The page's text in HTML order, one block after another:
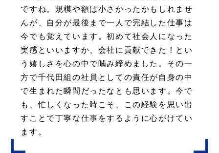
ですね。規模や額は小さかったかもしれませ
んが、自分が最後まで一人で完結した仕事は
今でも覚えています。初めて社会人になった
実感といいますか、 会社に貢献できた！とい
う嬉しさを心の中で噛み締めました。その一
方で千代田組の社員としての責任が自身の中
で生まれた瞬間だったなとも思います。今で
も、忙しくなった時こそ、この経験を 思い出
すことで丁寧な仕事をするように心がけてい
ます。